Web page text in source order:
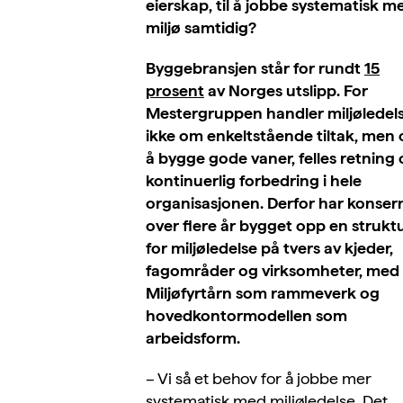
eierskap, til å jobbe systematisk
miljø samtidig?
Byggebransjen står for rundt15
prosentav Norges utslipp. For
Mestergruppen handler
ikke om enkeltstående tiltak, men
å bygge gode vaner, felles retning
kontinuerlig forbedring i hele
organisasjonen. Derfor har
over flere år bygget opp en
for miljøledelse på tvers av kjeder,
fagområder og virksomheter, med
Miljøfyrtårn som rammeverk og
hovedkontormodellen som
arbeidsform.
– Vi så et behov for å jobbe mer